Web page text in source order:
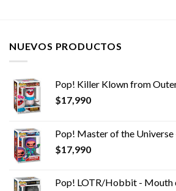
NUEVOS PRODUCTOS
Pop! Killer Klown from
$17,990
Pop! Master of the
$17,990
Pop! LOTR/Hobbit - Mouth